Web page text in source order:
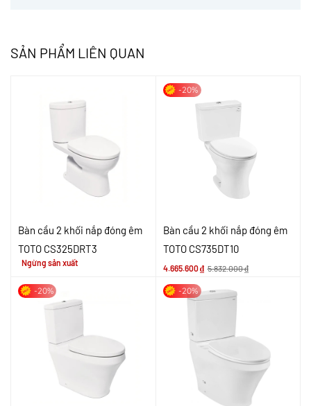
SẢN PHẨM LIÊN QUAN
Bàn cầu 2 khối nắp đóng êm
TOTO CS325DRT3
Ngừng sản xuất
-20%
Bàn cầu 2 khối nắp đóng êm
TOTO CS735DT10
4.665.600₫ 5.832.000₫
-20% -20%